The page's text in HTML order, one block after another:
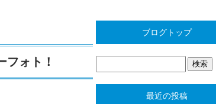
ォト！
ブログトップ
最近の投稿